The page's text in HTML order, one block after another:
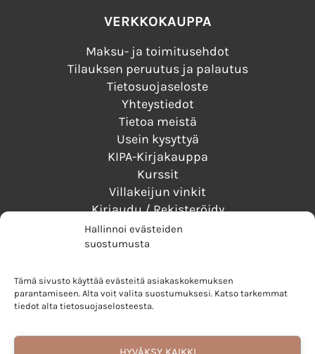
Hallinnoi evästeiden
suostumusta
Tämä sivusto käyttää evästeitä asiakaskokemuksen
parantamiseen. Alta voit valita suostumuksesi. Katso tarkemmat
tiedot alta tietosuojaselosteesta.
VERKKOKAUPPA
Maksu- ja toimitusehdot
Tilauksen peruutus ja palautus
Tietosuojaseloste
Yhteystiedot
Tietoa meistä
Usein kysyttyä
KIPA-Kirjakauppa
Kurssit
Villakeijun vinkit
Kirjaudu / Rekisteröidy
TURVALLISET MAKSUTAVAT
LUOTETTAVAT TOIMITUSTAVAT